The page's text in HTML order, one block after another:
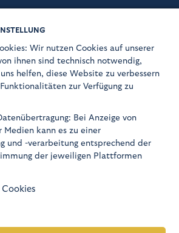
Gedächtnis-Kirche
Wir nutzen Cookies auf unserer
ihnen sind technisch notwendig,
helfen, diese Website zu verbessern
zur Verfügung zu
Bei Anzeige von
Medien kann es zu einer
und -verarbeitung entsprechend der
der jeweiligen Plattformen